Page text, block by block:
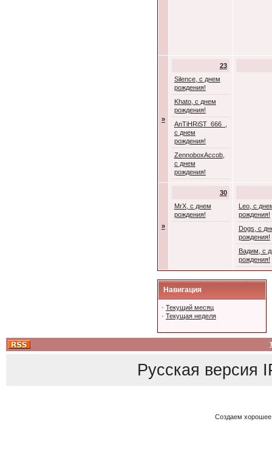
»
23
Silence, с днем
рождения!
Khato, с днем
рождения!
AnTiHRiST_666_,
с днем
рождения!
ZennoboxAccob,
с днем
рождения!
»
30
MrX, с днем
рождения!
Leo, с
рождения!
Dogs, с
рождения!
Вадим, с
рождения!
Навигация
· Текущий месяц
· Текущая неделя
Русская версия
Создаем